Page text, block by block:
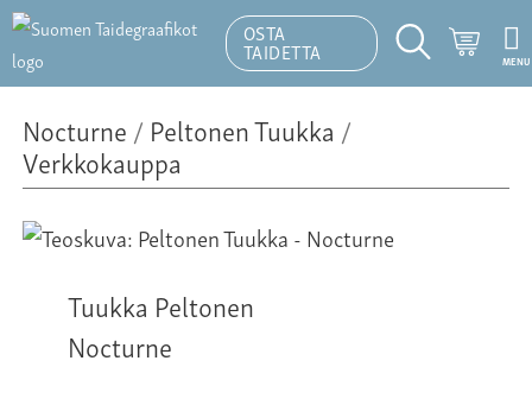
OSTA
TAIDETTA
Hakutoiminto
MENU
Nocturne/ Peltonen Tuukka /
Verkkokauppa
Tuukka Peltonen
Nocturne